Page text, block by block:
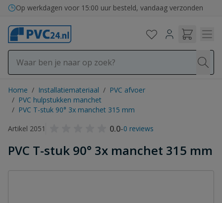
Ga naar de inhoud
Bezorging in binnen- en buitenland
Op werkdagen voor 15:00 uur besteld, vandaag verzonden
Home / Installatiemateriaal / PVC afvoer
/ PVC hulpstukken manchet
/ PVC T-stuk 90° 3x manchet 315 mm
Artikel 2051
0.0-0 reviews
PVC T-stuk 90° 3x manchet 315 mm